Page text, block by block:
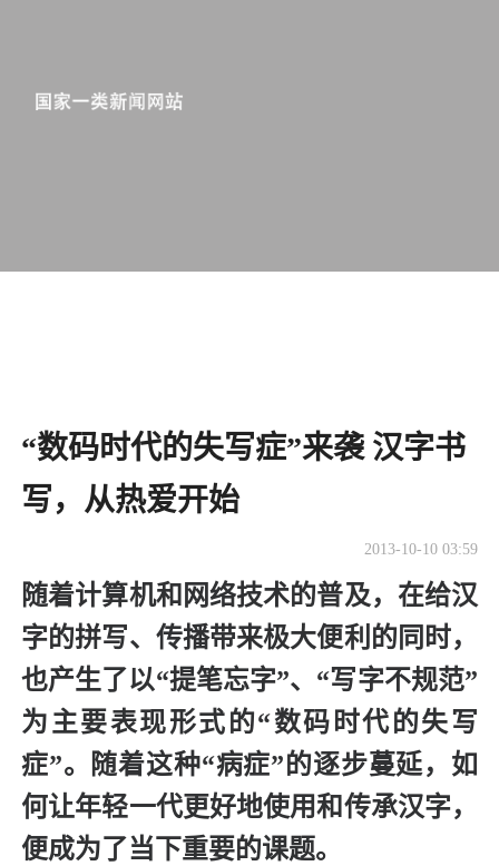
“数码时代的失写症”来袭 汉字书
写，从热爱开始
2013-10-10 03:59
随着计算机和网络技术的普及，在给汉
字的拼写、传播带来极大便利的同时，
也产生了以“提笔忘字”、“写字不规范”
为主要表现形式的“数码时代的失写
症”。随着这种“病症”的逐步蔓延，如
何让年轻一代更好地使用和传承汉字，
便成为了当下重要的课题。